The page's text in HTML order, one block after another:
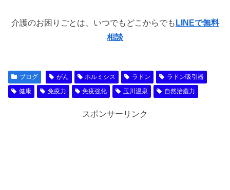
介護のお困りごとは、いつでもどこからでも LINEで無料
相談
ブログ がん ホルミシス ラドン
ラドン吸引器
健康
免疫力 免疫強化 玉川温泉 自然治癒力
スポンサーリンク